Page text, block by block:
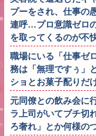
プーをされ、仕事の
連呼…プロ意識ゼロ
を取ってくるのが不
職場にいる「仕事ゼ
務は「無理ですぅ」
ショとお菓子配りだ
元同僚との飲み会に
ラ上司がいてブチ切
ろ奢れ」とか何様の